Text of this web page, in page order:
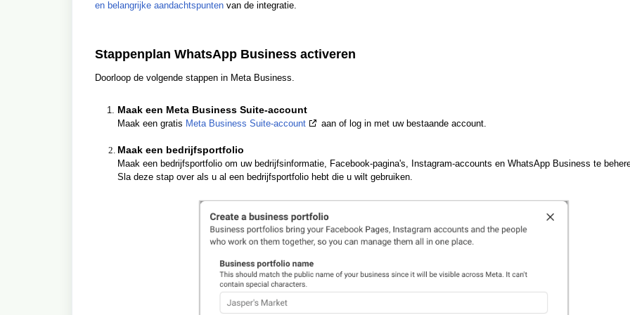
en belangrijke aandachtspunten van de integratie.
Stappenplan WhatsApp Business activeren
Doorloop de volgende stappen in Meta Business.
Maak een Meta Business Suite-account
Maak een gratis Meta Business Suite-account aan of log in met uw bestaande account.
Maak een bedrijfsportfolio
Maak een bedrijfsportfolio om uw bedrijfsinformatie, Facebook-pagina's, Instagram-accounts en WhatsApp Business te
Sla deze stap over als u al een bedrijfsportfolio hebt die u wilt gebruiken.